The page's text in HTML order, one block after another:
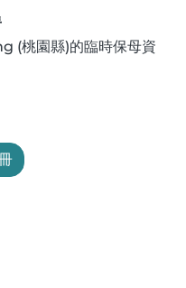
(桃園縣)的臨時保母資